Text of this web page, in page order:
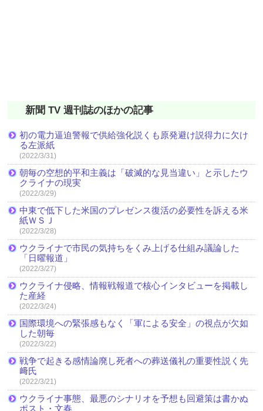
新聞 TV 週刊誌のほかの記事
初の電力逼迫警報で供給強化説くも原発避け説得力に欠け
る左派紙
(2022/3/31)
朝毎の空想的平和主義は「破滅的な見当違い」と示したウ
クライナの現実
(2022/3/29)
中東で低下した米国のプレゼンス復活の必要性を訴える米
紙ＷＳＪ
(2022/3/28)
ウクライナで市民の気持ちをくみ上げる仕組み議論した
「日曜報道」
(2022/3/27)
ウクライナ侵略、情報戦報道で核心インタビューを掲載し
た産経
(2022/3/24)
国際環境への緊張感もなく「軍による安全」の視点が欠如
した朝毎
(2022/3/22)
戦争で起きる感情論廃し死者への葬送儀礼の重要性説く先
﨑氏
(2022/3/21)
ウクライナ事態、最悪のシナリオを予想も回避策は書かぬ
ポスト・文春